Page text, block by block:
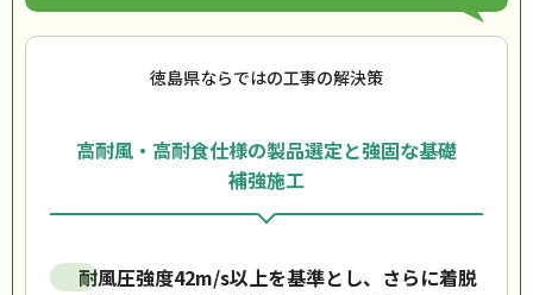
徳島県ならではの工事の解決策
高耐風・高耐食仕様の製品選定と強固な基礎
補強施工
耐風圧強度42m/s以上を基準とし、さらに着脱